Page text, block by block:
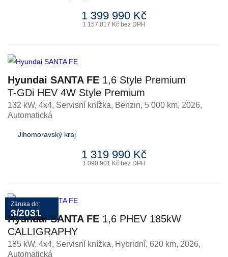
1 399 990 Kč
1 157 017 Kč bez DPH
Hyundai SANTA FE 1,6 Style Premium
T-GDi HEV 4W Style Premium
132 kW, 4x4, Servisní knížka, Benzin, 5 000 km, 2026,
Automatická
Jihomoravský kraj
1 319 990 Kč
1 090 901 Kč bez DPH
Záruka do:
3/2031
Hyundai SANTA FE 1,6 PHEV 185kW
CALLIGRAPHY
185 kW, 4x4, Servisní knížka, Hybridní, 620 km, 2026,
Automatická